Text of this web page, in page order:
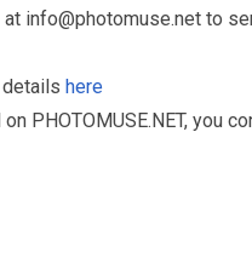
at info@photomuse.net to
here
PHOTOMUSE.NET, you